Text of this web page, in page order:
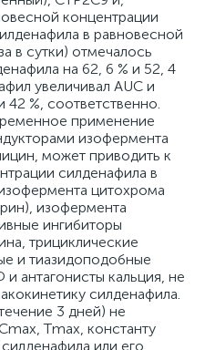
концентрации
в равновесной
в сутки) отмечалось
на 62, 6 % и 52, 4
увеличивал AUC и
42 %, соответственно.
применение
изофермента
может приводить к
силденафила в
цитохрома
изофермента
ингибиторы
трициклические
и тиазидоподобные
антагонисты кальция, не
силденафила.
3 дней) не
Тmaх, константу
или его